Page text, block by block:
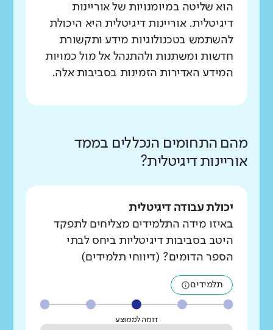
הוא שליטה במיומנויות של אוריינות
דיגיטלית. אוריינות דיגיטלית היא היכולת
להשתמש בטכנולוגיות מידע ותקשורת
חדשות ומשתנות ולהתנהל אל מול כמויות
המידע האדירות הזמינות בסביבות אלה.
מהם התחומים הנכללים בממד
אוריינות דיגיטלית?
יכולת עבודה דיגיטלית
באיזו מידה התלמידים מצליחים לתפקד
היטב בסביבות דיגיטליות ביחס לבתי
הספר הדומים? (דיווחי תלמידים)
תלמידים
דומה לממוצע